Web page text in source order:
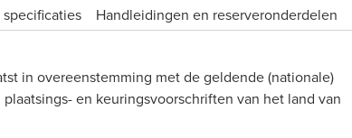
specificaties Handleidingen en reserveronderdelen
in overeenstemming met de geldende (nationale)
en keuringsvoorschriften van het land van